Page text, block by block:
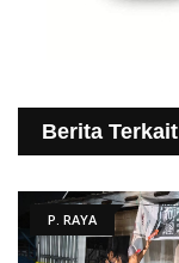
Berita Terkait
P. RAYA